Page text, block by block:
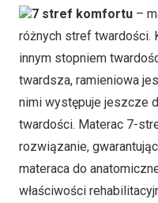
7 stref komfortu –
różnych stref twardości.
innym stopniem
twardsza, ramieniowa
nimi występuje jeszcze
twardości. Materac 7-
rozwiązanie,
materaca do
właściwości